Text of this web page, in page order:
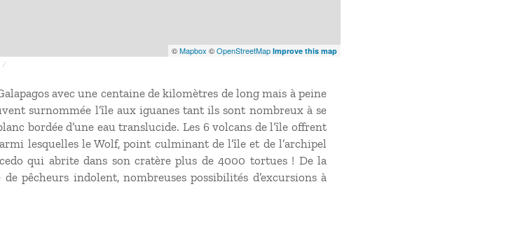
©Mapbox ©OpenStreetMap Improve this map
avec une centaine de kilomètres de long mais à peine
surnommée l’île aux iguanes tant ils sont nombreux à se
bordée d’une eau translucide. Les 6 volcans de l’île offrent
lesquelles le Wolf, point culminant de l’île et de l’archipel
qui abrite dans son cratère plus de 4000 tortues ! De la
pêcheurs indolent, nombreuses possibilités d’excursions à